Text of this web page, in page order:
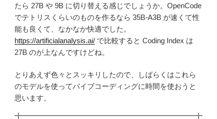
たら 27B や 9B に切り替える感じでしょうか。OpenCode
でテトリスくらいのものを作るなら 35B-A3B が速くて性
能も良くて、なかなか快適でした。
https://artificialanalysis.ai/ で比較すると Coding Index は
27B のが上なんですけどね。
とりあえず色々とスッキリしたので、しばらくはこれら
のモデルを使ってバイブコーディングに時間を使おうと
思います。